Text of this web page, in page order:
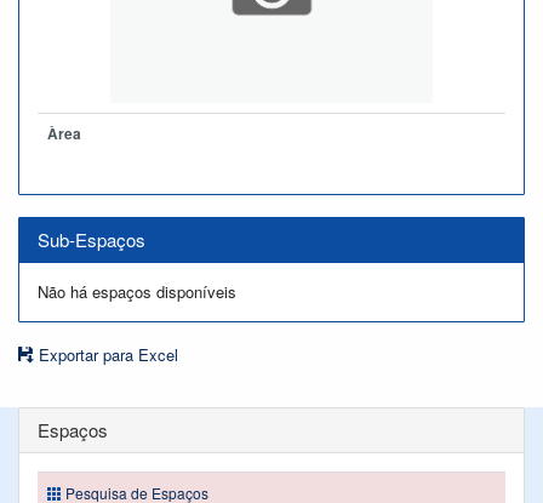
Àrea
Sub-Espaços
Não há espaços disponíveis
Exportar para Excel
Espaços
Pesquisa de Espaços